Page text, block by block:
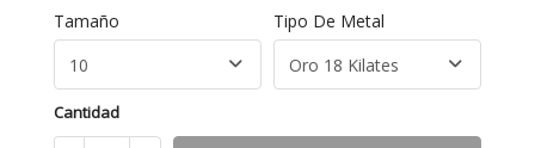
Tamaño Tipo De Metal
Cantidad